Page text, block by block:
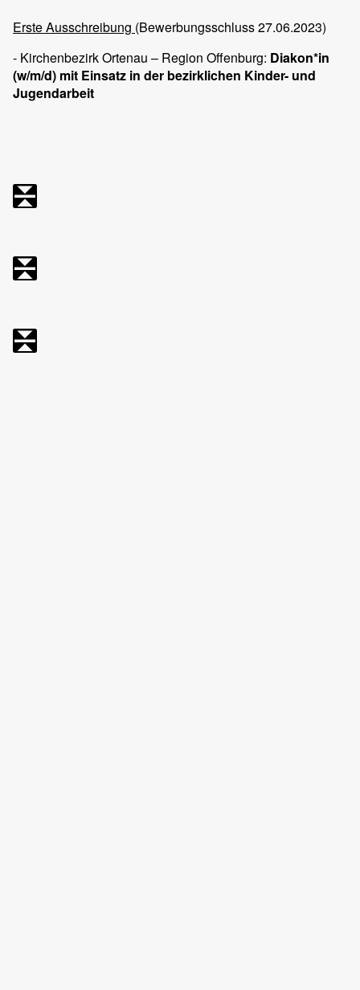
Erste Ausschreibung (Bewerbungsschluss 27.06.2023)
- Kirchenbezirk Ortenau – Region Offenburg: Diakon*in
(w/m/d) mit Einsatz in der bezirklichen Kinder- und
Jugendarbeit